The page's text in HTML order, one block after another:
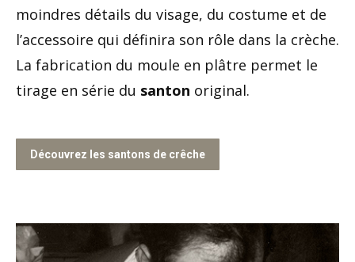
moindres détails du visage, du costume et de
l’accessoire qui définira son rôle dans la crèche.
La fabrication du moule en plâtre permet le
tirage en série du santon original.
Découvrez les santons de crêche